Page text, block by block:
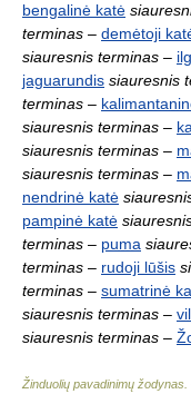
bengalinė katė
terminas – demėtoji
siauresnis terminas –
jaguarundis siauresnis
terminas –
siauresnis terminas –
siauresnis terminas –
siauresnis terminas –
nendrinė katė
pampinė katė
terminas – puma
terminas – rudoji lūšis
terminas – sumatrinė
siauresnis terminas –
siauresnis terminas –
Žinduolių pavadinimų